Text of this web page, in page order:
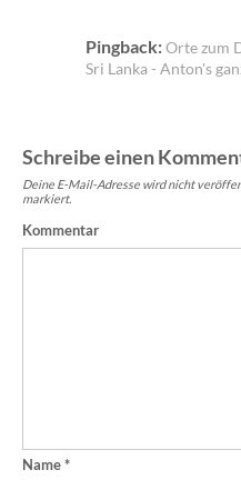
Pingback:Orte zum
Sri Lanka - Anton's
Schreibe einen
Deine E-Mail-Adresse wird nicht
markiert.
Kommentar
Name*